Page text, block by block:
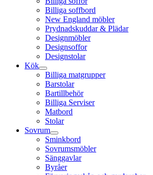
Billiga soffbord
New England möbler
Prydnadskuddar & Plädar
Designmöbler
Designsoffor
Designstolar
Kök
Billiga matgrupper
Barstolar
Bartillbehör
Billiga Serviser
Matbord
Stolar
Sovrum
Sminkbord
Sovrumsmöbler
Sänggavlar
Byråer